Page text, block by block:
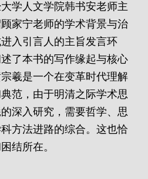
学人文学院韩书安老师主
家宁老师的学术背景与治
入引言人的主旨发言环
了本书的写作缘起与核心
羲是一个在变革时代理解
范，由于明清之际学术思
深入研究，需要哲学、思
方法进路的综合。这也恰
结所在。